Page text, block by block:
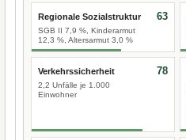
Regionale Sozialstruktur
SGB II 7,9 %, Kinderarmut
12,3 %, Altersarmut 3,0 %
63
Verkehrssicherheit
2,2 Unfälle je 1.000
Einwohner
78